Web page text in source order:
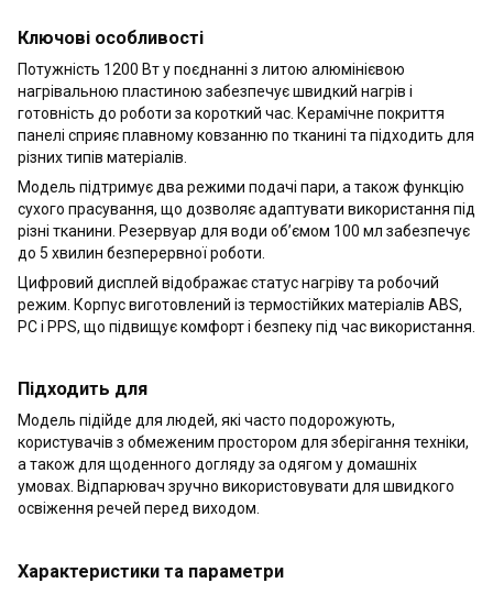
Ключові особливості
Потужність 1200 Вт у поєднанні з литою алюмінієвою
нагрівальною пластиною забезпечує швидкий нагрів і
готовність до роботи за короткий час. Керамічне покриття
панелі сприяє плавному ковзанню по тканині та підходить для
різних типів матеріалів.
Модель підтримує два режими подачі пари, а також функцію
сухого прасування, що дозволяє адаптувати використання під
різні тканини. Резервуар для води об’ємом 100 мл забезпечує
до 5 хвилин безперервної роботи.
Цифровий дисплей відображає статус нагріву та робочий
режим. Корпус виготовлений із термостійких матеріалів ABS,
PC і PPS, що підвищує комфорт і безпеку під час використання.
Підходить для
Модель підійде для людей, які часто подорожують,
користувачів з обмеженим простором для зберігання техніки,
а також для щоденного догляду за одягом у домашніх
умовах. Відпарювач зручно використовувати для швидкого
освіження речей перед виходом.
Характеристики та параметри